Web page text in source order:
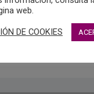
la Junta de
en el
web.
DE COOKIES